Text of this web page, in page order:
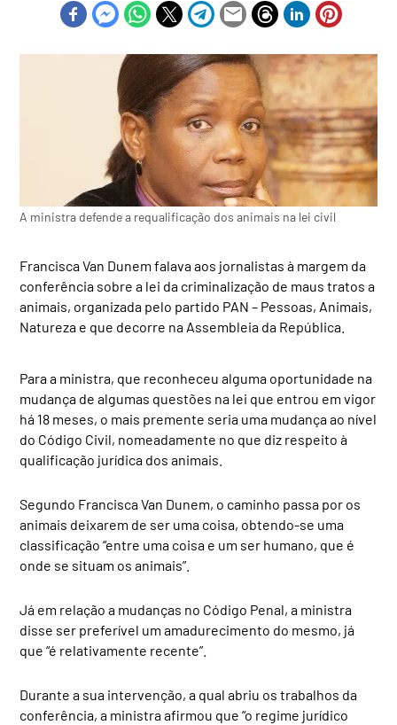
A ministra defende a requalificação dos animais na lei civil
Francisca Van Dunem falava aos jornalistas à margem da
conferência sobre a lei da criminalização de maus tratos a
animais, organizada pelo partido PAN – Pessoas, Animais,
Natureza e que decorre na Assembleia da República.
Para a ministra, que reconheceu alguma oportunidade na
mudança de algumas questões na lei que entrou em vigor
há 18 meses, o mais premente seria uma mudança ao nível
do Código Civil, nomeadamente no que diz respeito à
qualificação jurídica dos animais.
Segundo Francisca Van Dunem, o caminho passa por os
animais deixarem de ser uma coisa, obtendo-se uma
classificação “entre uma coisa e um ser humano, que é
onde se situam os animais”.
Já em relação a mudanças no Código Penal, a ministra
disse ser preferível um amadurecimento do mesmo, já
que “é relativamente recente”.
Durante a sua intervenção, a qual abriu os trabalhos da
conferência, a ministra afirmou que “o regime jurídico